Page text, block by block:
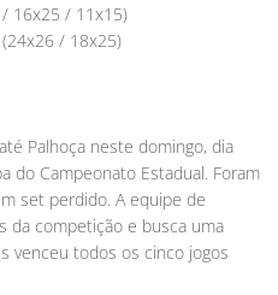
16x25 / 11x15)
(24x26 / 18x25)
Palhoça neste domingo, dia
do Campeonato Estadual. Foram
set perdido. A equipe de
da competição e busca uma
venceu todos os cinco jogos